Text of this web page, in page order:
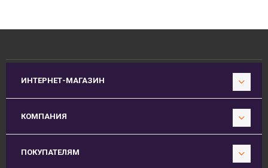
ИНТЕРНЕТ-МАГАЗИН
КОМПАНИЯ
ПОКУПАТЕЛЯМ